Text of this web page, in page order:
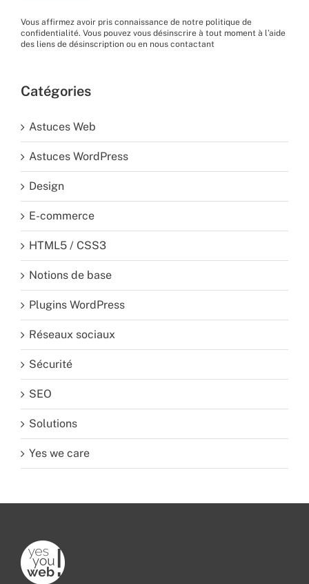
Vous affirmez avoir pris connaissance de notre politique de
confidentialité. Vous pouvez vous désinscrire à tout moment à l’aide
des liens de désinscription ou en nous contactant
Catégories
Astuces Web
Astuces WordPress
Design
E-commerce
HTML5 / CSS3
Notions de base
Plugins WordPress
Réseaux sociaux
Sécurité
SEO
Solutions
Yes we care